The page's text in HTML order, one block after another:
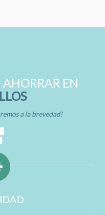
EN
a la brevedad!